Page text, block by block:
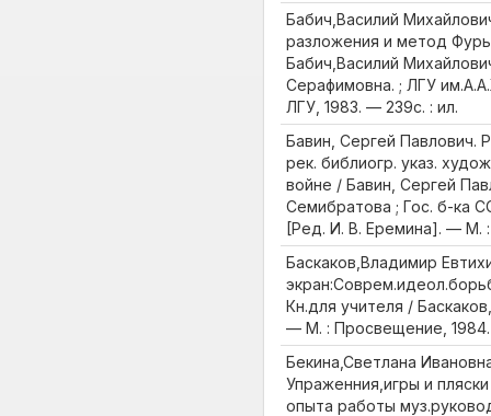
Бабич,Василий
разложения и метод
Бабич,Василий
Серафимовна. ; ЛГУ
ЛГУ, 1983. — 239с. : ил.
Бавин, Сергей Павлович.
рек. библиогр. указ.
войне / Бавин, Сергей
Семибратова ; Гос. б-ка
[Ред. И. В. Еремина]. — М. :
Баскаков,Владимир
Кн.для учителя /
— М. : Просвещение,
Бекина,Светлана
Упраженния,игры и
опыта работы